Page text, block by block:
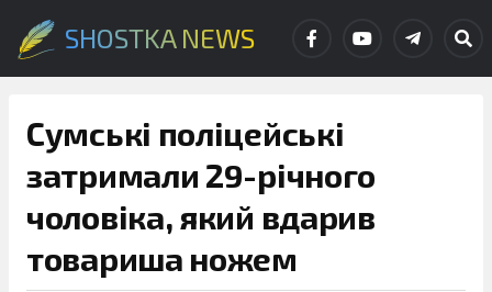
SHOSTKA NEWS
Сумські поліцейські
затримали 29-річного
чоловіка, який вдарив
товариша ножем